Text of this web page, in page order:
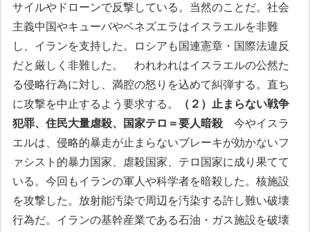
サイルやドローンで反撃している。当然のことだ。社会
主義中国やキューバやベネズエラはイスラエルを非難
し、イランを支持した。ロシアも国連憲章・国際法違反
だと厳しく非難した。
われわれはイスラエルの公然た
る侵略行為に対し、満腔の怒りを込めて糾弾する。直ち
に攻撃を中止するよう要求する。
（２）止まらない戦争
犯罪、住民大量虐殺、国家テロ＝要人暗殺 今やイスラ
エルは、侵略的暴走が止まらないブレーキが効かないフ
ァシスト的暴力国家、虐殺国家、テロ国家に成り果てて
いる。今回もイランの軍人や科学者を暗殺した。核施設
を攻撃した。放射能汚染で周辺を汚染する許し難い破壊
行為だ。イランの基幹産業である石油・ガス施設を破壊